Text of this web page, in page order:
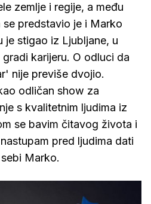
zemlje i regije, a među
se predstavio je i Marko
je stigao iz Ljubljane, u
karijeru. O odluci da
nije previše dvojio.
odličan show za
s kvalitetnim ljudima iz
se bavim čitavog života i
pred ljudima dati
Marko.